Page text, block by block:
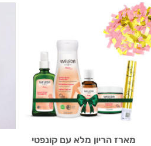
מארז הריון מלא עם קונפטי